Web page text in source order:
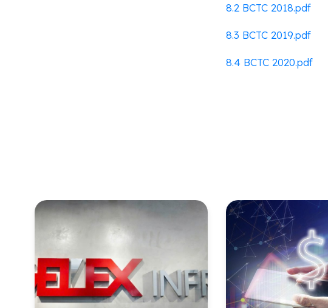
8.2 BCTC 2018.pdf
8.3 BCTC 2019.pdf
8.4 BCTC 2020.pdf